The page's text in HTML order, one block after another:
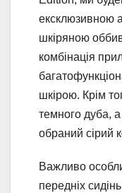
ексклюзивною
шкіряною
комбінація
шкірою. Крім
темного дуба,
обраний сірий
Важливо
передніх